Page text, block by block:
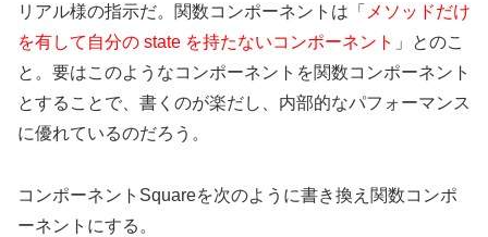
リアル様の指示だ。関数コンポーネントは「 メソッドだけ
を有して自分の state を持たないコンポーネント 」とのこ
と。要はこのようなコンポーネントを関数コンポーネント
とすることで、書くのが楽だし、内部的なパフォーマンス
に優れているのだろう。
コンポーネントSquareを次のように書き換え関数コンポ
ーネントにする。